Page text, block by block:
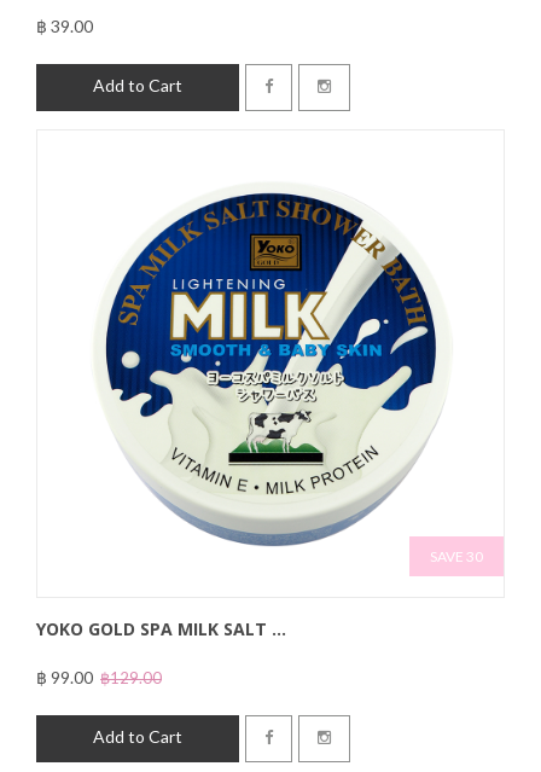
฿ 39.00
Add to Cart
SAVE 30
YOKO GOLD SPA MILK SALT ...
฿ 99.00 ฿129.00
Add to Cart